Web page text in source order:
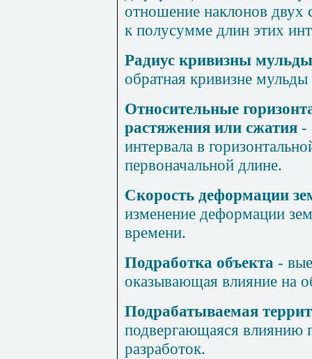
отношение наклонов двух
к полусумме длин этих
Радиус кривизны
обратная кривизне
Относительные
растяжения или сжатия -
интервала в
первоначальной длине.
Скорость деформации
изменение деформации
времени.
Подработка объекта -
оказывающая влияние на
Подрабатываемая
подвергающаяся влиянию
разработок.